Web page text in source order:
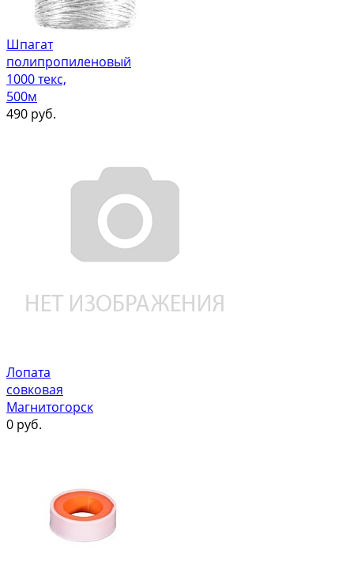
Шпагат
полипропиленовый
1000 текс,
500м
490 руб.
Лопата
совковая
Магнитогорск
0 руб.